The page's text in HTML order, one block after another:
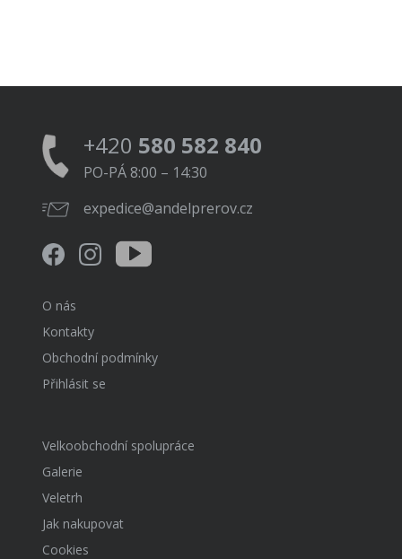
+420 580 582 840
PO-PÁ 8:00 – 14:30
expedice@andelprerov.cz
O nás
Kontakty
Obchodní podmínky
Přihlásit se
Velkoobchodní spolupráce
Galerie
Veletrh
Jak nakupovat
Cookies